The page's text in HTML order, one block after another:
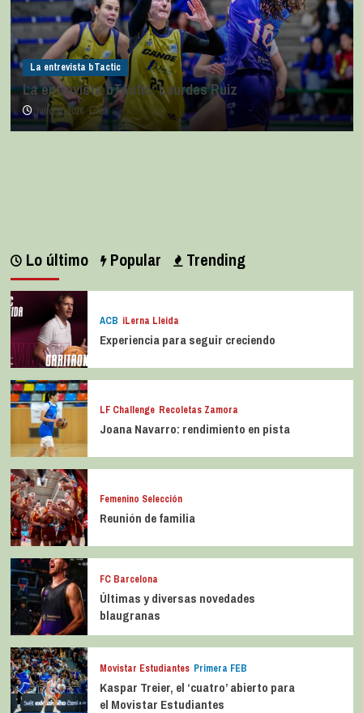
La entrevista bTactic
La entrevista bTactic: Lourdes Ruiz
julio 11, 2026 0
Lo último Popular Trending
ACB iLerna Lleida
Experiencia para seguir creciendo
LF Challenge Recoletas Zamora
Joana Navarro: rendimiento en pista
Femenino Selección
Reunión de familia
FC Barcelona
Últimas y diversas novedades
blaugranas
Movistar Estudiantes Primera FEB
Kaspar Treier, el ‘cuatro’ abierto para
el Movistar Estudiantes